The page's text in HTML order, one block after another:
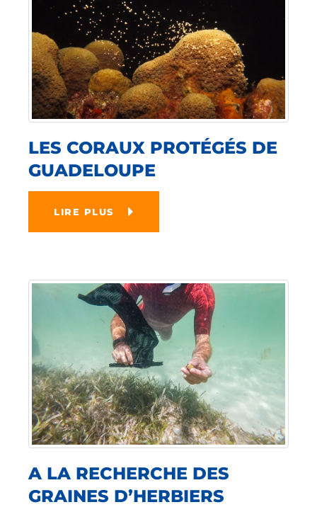
LES CORAUX PROTÉGÉS DE
GUADELOUPE
LIRE PLUS
A LA RECHERCHE DES
GRAINES D’HERBIERS